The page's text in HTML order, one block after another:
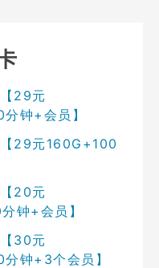
29元
钟+会员】
29元160G+100
20元
钟+会员】
30元
钟+3个会员】